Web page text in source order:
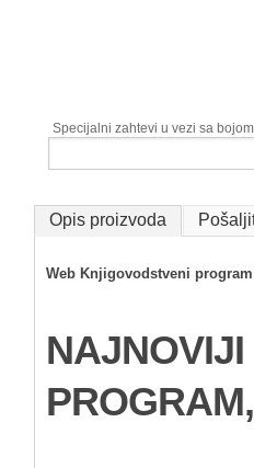
Specijalni zahtevi u vezi sa
Opis proizvoda
Web Knjigovodstveni program
PROGRAM,